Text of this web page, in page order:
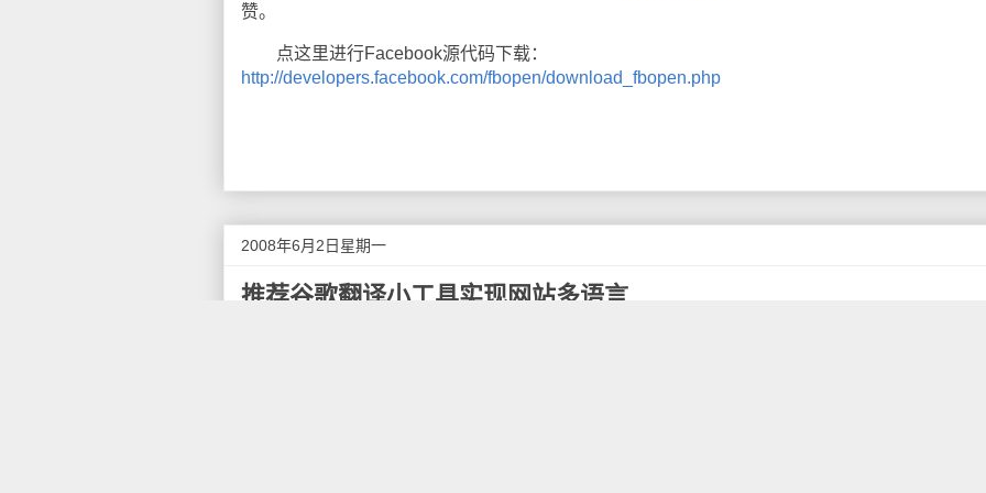
赞。
点这里进行Facebook源代码下载：
http://developers.facebook.com/fbopen/download_fbopen.php
2008年6月2日星期一
推荐谷歌翻译小工具实现网站多语言